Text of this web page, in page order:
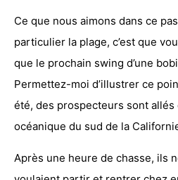
Ce que nous aimons dans ce
particulier la plage, c’est que
que le prochain swing d’une
Permettez-moi d’illustrer ce
été, des prospecteurs sont allés
océanique du sud de la
Après une heure de chasse, ils